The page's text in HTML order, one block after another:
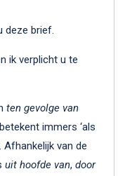
deze brief.
ik verplicht u te
ten gevolge van
betekent immers ‘als
Afhankelijk van de
uit hoofde van, door